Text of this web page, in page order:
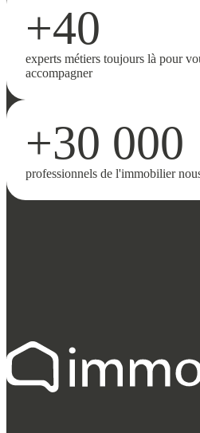
+40
experts métiers toujours là pour
accompagner
+30 000
professionnels de l'immobilier